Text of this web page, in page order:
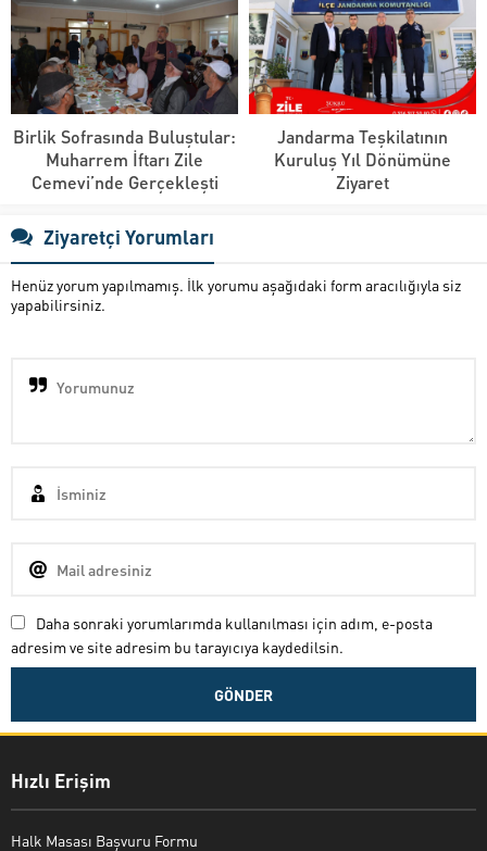
Birlik Sofrasında Buluştular:
Muharrem İftarı Zile
Cemevi’nde Gerçekleşti
Jandarma Teşkilatının
Kuruluş Yıl Dönümüne
Ziyaret
Ziyaretçi Yorumları
Henüz yorum yapılmamış. İlk yorumu aşağıdaki form aracılığıyla siz
yapabilirsiniz.
Daha sonraki yorumlarımda kullanılması için adım, e-posta
adresim ve site adresim bu tarayıcıya kaydedilsin.
Hızlı Erişim
Halk Masası Başvuru Formu